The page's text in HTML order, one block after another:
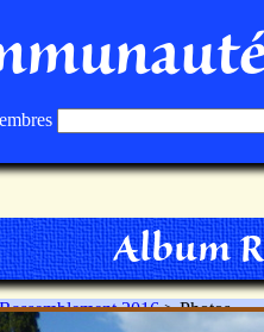
Album
Rassemblement 2016> Photos